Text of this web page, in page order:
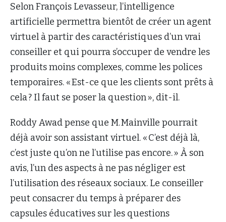
Selon François Levasseur, l’intelligence
artificielle permettra bientôt de créer un agent
virtuel à partir des caractéristiques d’un vrai
conseiller et qui pourra s’occuper de vendre les
produits moins complexes, comme les polices
temporaires. « Est-ce que les clients sont prêts à
cela ? Il faut se poser la question », dit-il.
Roddy Awad pense que M. Mainville pourrait
déjà avoir son assistant virtuel. « C’est déjà là,
c’est juste qu’on ne l’utilise pas encore. » À son
avis, l’un des aspects à ne pas négliger est
l’utilisation des réseaux sociaux. Le conseiller
peut consacrer du temps à préparer des
capsules éducatives sur les questions